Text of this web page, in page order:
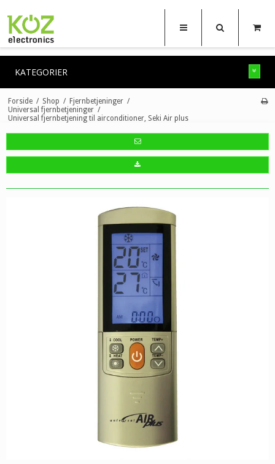
KATEGORIER
Forside / Shop / Fjernbetjeninger /
Universal fjernbetjeninger /
Universal fjernbetjening til airconditioner, Seki Air plus